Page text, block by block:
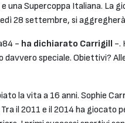
una Supercoppa Italiana. La
28 settembre, si
- ha dichiarato Carrigill -.
speciale. Obiettivi?
la vita a 16 anni. Sophie
il 2011 e il 2014 ha giocato